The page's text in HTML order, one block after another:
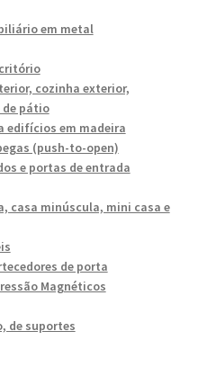
em metal
cozinha exterior,
pátio
edifícios em madeira
(push-to-open)
e portas de entrada
casa minúscula, mini casa e
de porta
Magnéticos
de suportes